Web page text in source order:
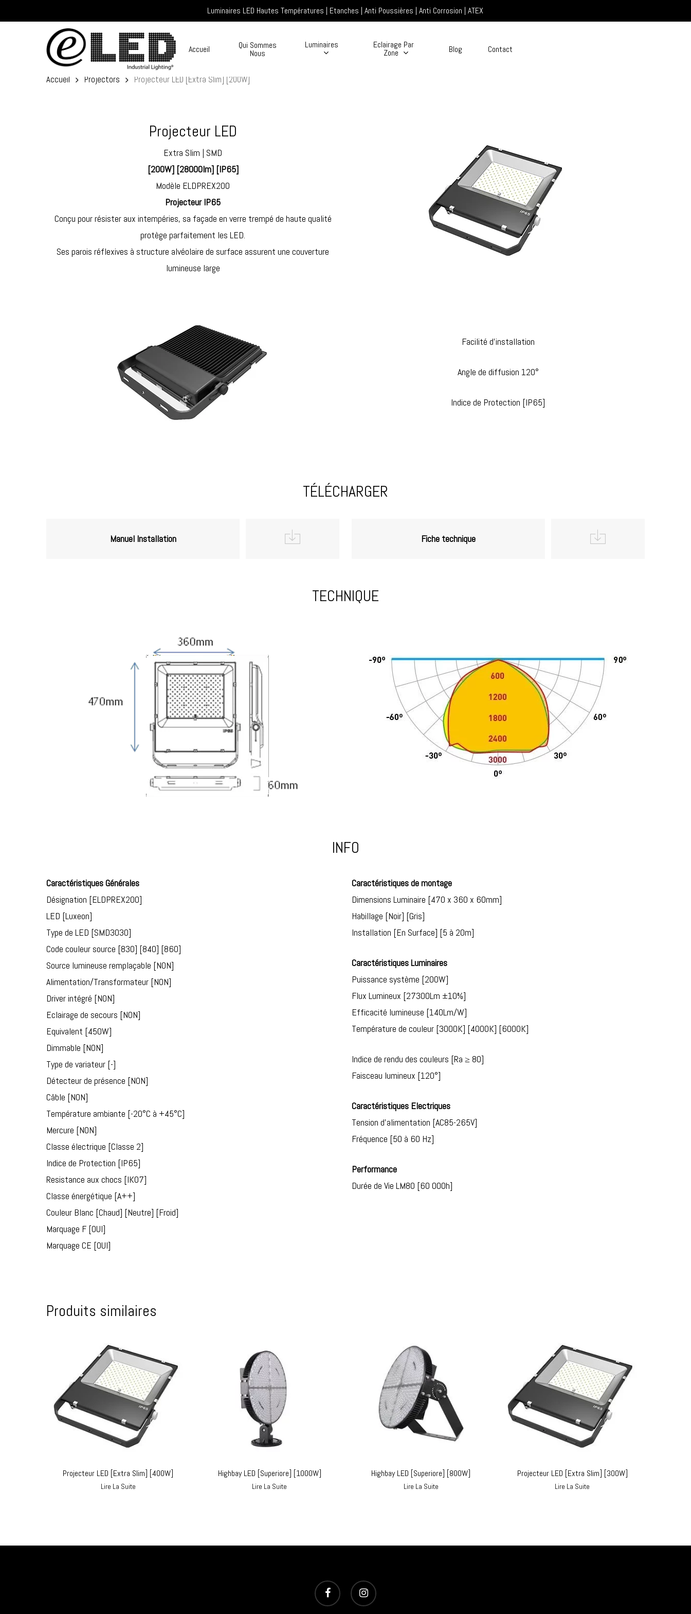
to
Luminaires LED Hautes Températures | Etanches | Anti Poussières | Anti Corrosion | ATEX
Accueil Qui Sommes
Nous
Luminaires Eclairage Par
Zone Blog Contact
Accueil Projectors Projecteur LED [Extra Slim] [200W]
Projecteur LED
Extra Slim | SMD
[200W] [28000lm] [IP65]
Modèle ELDPREX200
Projecteur IP65
Conçu pour résister aux intempéries, sa façade en verre trempé de haute qualité
protège parfaitement les LED.
Ses parois réflexives à structure alvéolaire de surface assurent une couverture
lumineuse large
Facilité d’installation
Angle de diffusion 120°
Indice de Protection [IP65]
TÉLÉCHARGER
Manuel Installation Fiche technique
TECHNIQUE
INFO
Caractéristiques Générales
Désignation [ELDPREX200]
LED [Luxeon]
Type de LED [SMD3030]
Code couleur source [830] [840] [860]
Source lumineuse remplaçable [NON]
Alimentation/Transformateur [NON]
Driver intégré [NON]
Eclairage de secours [NON]
Equivalent [450W]
Dimmable [NON]
Type de variateur [-]
Détecteur de présence [NON]
Câble [NON]
Température ambiante [-20°C à +45°C]
Mercure [NON]
Classe électrique [Classe 2]
Indice de Protection [IP65]
Resistance aux chocs [IK07]
Classe énergétique [A++]
Couleur Blanc [Chaud] [Neutre] [Froid]
Marquage F [OUI]
Marquage CE [OUI]
Caractéristiques de montage
Dimensions Luminaire [470 x 360 x 60mm]
Habillage [Noir] [Gris]
Installation [En Surface] [5 à 20m]
Caractéristiques Luminaires
Puissance système [200W]
Flux Lumineux [27300Lm ±10%]
Efficacité lumineuse [140Lm/W]
Température de couleur [3000K] [4000K] [6000K]
Indice de rendu des couleurs [Ra ≥ 80]
Faisceau lumineux [120°]
Caractéristiques Electriques
Tension d’alimentation [AC85-265V]
Fréquence [50 à 60 Hz]
Performance
Durée de Vie LM80 [60 000h]
Produits similaires
Projecteur LED [Extra Slim] [400W]
Lire La Suite
Highbay LED [Superiore] [1000W]
Lire La Suite
Highbay LED [Superiore] [800W]
Lire La Suite
Projecteur LED [Extra Slim] [300W]
Lire La Suite
facebook instagram